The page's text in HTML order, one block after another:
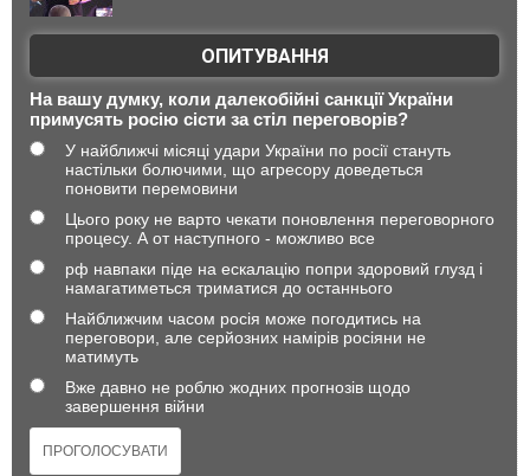
ОПИТУВАННЯ
На вашу думку, коли далекобійні санкції України
примусять росію сісти за стіл переговорів?
У найближчі місяці удари України по росії стануть
настільки болючими, що агресору доведеться
поновити перемовини
Цього року не варто чекати поновлення переговорного
процесу. А от наступного - можливо все
рф навпаки піде на ескалацію попри здоровий глузд і
намагатиметься триматися до останнього
Найближчим часом росія може погодитись на
переговори, але серйозних намірів росіяни не
матимуть
Вже давно не роблю жодних прогнозів щодо
завершення війни